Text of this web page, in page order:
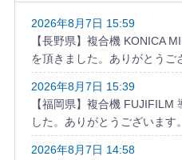
2026年8月7日 15:59
【長野県】複合機 KONICA
を頂きました。ありがとうご
2026年8月7日 15:39
【福岡県】複合機 FUJIFILM
した。ありがとうございます。
2026年8月7日 14:58